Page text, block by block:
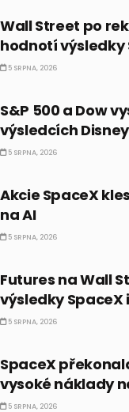
Wall Street po
hodnotí výsledky
5 SRPNA, 2026
S&P 500 a Dow
výsledcích Disney
5 SRPNA, 2026
Akcie SpaceX
na AI
5 SRPNA, 2026
Futures na Wall
výsledky SpaceX
5 SRPNA, 2026
SpaceX
vysoké náklady
5 SRPNA, 2026